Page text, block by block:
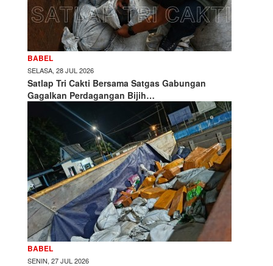
BABEL
SELASA, 28 JUL 2026
Satlap Tri Cakti Bersama Satgas Gabungan
Gagalkan Perdagangan Bijih…
BABEL
SENIN, 27 JUL 2026